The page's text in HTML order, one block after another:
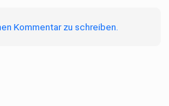
Kommentar zu schreiben.